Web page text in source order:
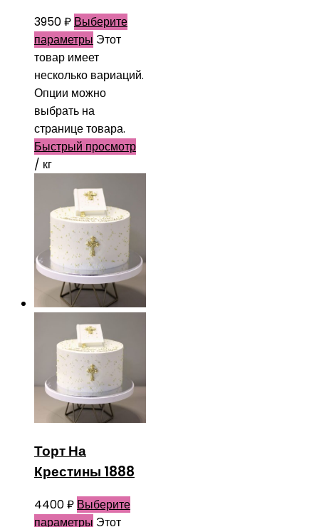
3950₽ Выберите
параметры Этот
товар имеет
несколько вариаций.
Опции можно
выбрать на
странице товара.
Быстрый просмотр
/ кг
Торт На
Крестины 1888
4400₽ Выберите
параметры Этот